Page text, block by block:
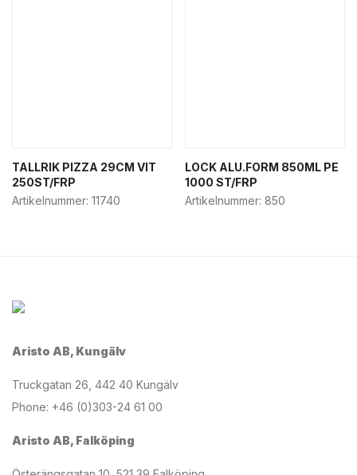
TALLRIK PIZZA 29CM VIT
250ST/FRP
Artikelnummer: 11740
LOCK ALU.FORM 850ML PE
1000 ST/FRP
Artikelnummer: 850
Aristo AB, Kungälv
Truckgatan 26, 442 40 Kungälv
Phone: +46 (0)303-24 61 00
Aristo AB, Falköping